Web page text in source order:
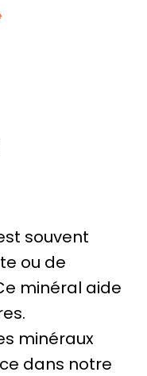
souvent
ou de
minéral aide
minéraux
dans notre